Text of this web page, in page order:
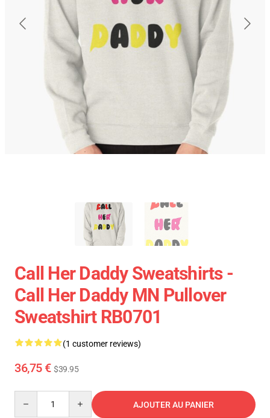
Call Her Daddy Sweatshirts -
Call Her Daddy MN Pullover
Sweatshirt RB0701
(1 customer reviews)
36,75 € $39.95
AJOUTER AU PANIER